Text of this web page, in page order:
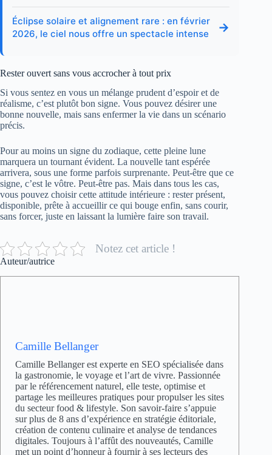
Éclipse solaire et alignement rare : en février
2026, le ciel nous offre un spectacle intense
→
Rester ouvert sans vous accrocher à tout prix
Si vous sentez en vous un mélange prudent d’espoir et de
réalisme, c’est plutôt bon signe. Vous pouvez désirer une
bonne nouvelle, mais sans enfermer la vie dans un scénario
précis.
Pour au moins un signe du zodiaque, cette pleine lune
marquera un tournant évident. La nouvelle tant espérée
arrivera, sous une forme parfois surprenante. Peut-être que ce
signe, c’est le vôtre. Peut-être pas. Mais dans tous les cas,
vous pouvez choisir cette attitude intérieure : rester présent,
disponible, prête à accueillir ce qui bouge enfin, sans courir,
sans forcer, juste en laissant la lumière faire son travail.
Notez cet article !
Auteur/autrice
Camille Bellanger
Camille Bellanger est experte en SEO spécialisée dans
la gastronomie, le voyage et l’art de vivre. Passionnée
par le référencement naturel, elle teste, optimise et
partage les meilleures pratiques pour propulser les sites
du secteur food & lifestyle. Son savoir-faire s’appuie
sur plus de 8 ans d’expérience en stratégie éditoriale,
création de contenu culinaire et analyse de tendances
digitales. Toujours à l’affût des nouveautés, Camille
met un point d’honneur à fournir à ses lecteurs des